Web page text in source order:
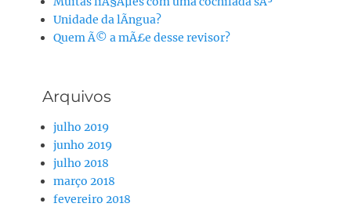
Unidade da lÃ­ngua?
Quem Ã© a mÃ£e desse revisor?
Arquivos
julho 2019
junho 2019
julho 2018
março 2018
fevereiro 2018